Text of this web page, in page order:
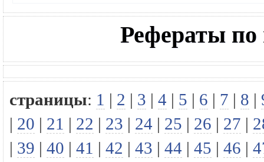
Рефераты по
страницы: 1 | 2 | 3 | 4 | 5 | 6 | 7 | 8 |
| 20 | 21 | 22 | 23 | 24 | 25 | 26 | 27 |
| 39 | 40 | 41 | 42 | 43 | 44 | 45 | 46 |